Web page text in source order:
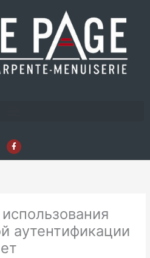
F
a
c
аутентификации